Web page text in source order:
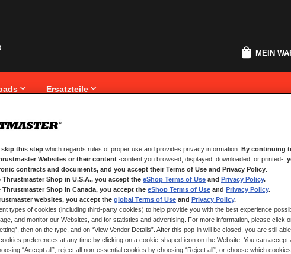
MEIN
Ersatzteile
NEUE KUNDEN
Ihre Anmeldung hat viele Vorteile:
Sendungsverfolgung und vieles mehr.
EIN KONTO ERSTELLEN
skip this step which regards rules of proper use and provides privacy information. By continuing
Websites or their content -content you browsed, displayed, downloaded, or printed-,
contracts and documents, and you accept their Terms of Use and Privacy Policy
Shop in U.S.A., you accept the eShop Terms of Use and Privacy Policy.
Shop in Canada, you accept the eShop Terms of Use and Privacy Policy.
websites, you accept the global Terms of Use and Privacy Policy.
types of cookies (including third-party cookies) to help provide you with the best experience
and monitor our Websites, and for statistics and advertising. For more information, please click
then on the type, and on “View Vendor Details”. After this pop-in will be closed, you are still
preferences at any time by clicking on a cookie-shaped icon on the Website. You can accept
“Accept all”, reject all non-essential cookies by choosing “Reject all”, or choose which